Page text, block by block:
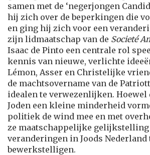
samen met de ‘negerjongen
hij zich over de beperkingen die
en ging hij zich voor een
zijn lidmaatschap van de Societé
Isaac de Pinto een centrale rol
kennis van nieuwe, verlichte
Lémon, Asser en Christelijke
de machtsovername van de
idealen te verwezenlijken. Hoewel
Joden een kleine minderheid
politiek de wind mee en met
ze maatschappelijke gelijkstelling
veranderingen in Joods Nederland
bewerkstelligen.